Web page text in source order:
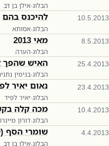
הבלוג·אילן בן דב
10.5.2013 להיכנס בהם
הבלוג·אסותא
8.5.2013 מאי 2013
הבלוג·הערה
25.4.2013 האיש שהפך
הבלוג·בנימין
23.4.2013 נאום יאיר
הבלוג·יאיר לפיד
10.4.2013 מכה קלה
הבלוג·דורון
4.4.2013 שומרי הסף
הבלוג·אילן בן דב